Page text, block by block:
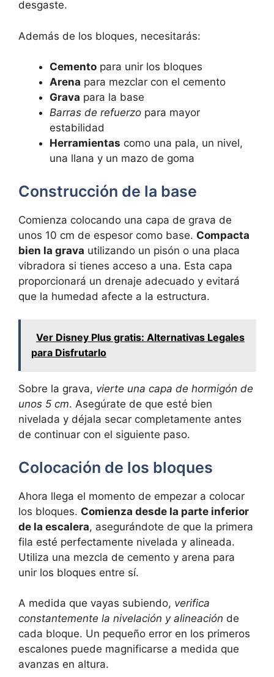
desgaste.
Además de los bloques, necesitarás:
Cemento para unir los bloques
Arena para mezclar con el cemento
Grava para la base
Barras de refuerzo para mayor
estabilidad
Herramientas como una pala, un nivel,
una llana y un mazo de goma
Construcción de la base
Comienza colocando una capa de grava de
unos 10 cm de espesor como base. Compacta
bien la grava utilizando un pisón o una placa
vibradora si tienes acceso a una. Esta capa
proporcionará un drenaje adecuado y evitará
que la humedad afecte a la estructura.
Ver Disney Plus gratis: Alternativas Legales
para Disfrutarlo
Sobre la grava, vierte una capa de hormigón de
unos 5 cm. Asegúrate de que esté bien
nivelada y déjala secar completamente antes
de continuar con el siguiente paso.
Colocación de los bloques
Ahora llega el momento de empezar a colocar
los bloques. Comienza desde la parte inferior
de la escalera, asegurándote de que la primera
fila esté perfectamente nivelada y alineada.
Utiliza una mezcla de cemento y arena para
unir los bloques entre sí.
A medida que vayas subiendo, verifica
constantemente la nivelación y alineación de
cada bloque. Un pequeño error en los primeros
escalones puede magnificarse a medida que
avanzas en altura.